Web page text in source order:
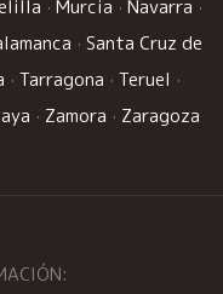
· Murcia · Navarra ·
· Santa Cruz de
· Tarragona · Teruel ·
· Zamora · Zaragoza